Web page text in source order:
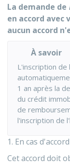
La demande de
en accord
aucun accord
À savoir
L'inscription
1 an après la
du crédit
de
l'inscription de
1. En cas
Cet accord doit